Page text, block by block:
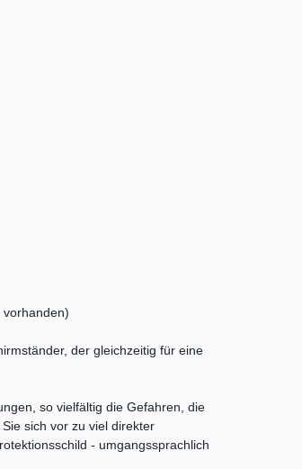
der gleichzeitig für eine
so vielfältig die Gefahren, die
sich vor zu viel direkter
- umgangssprachlich